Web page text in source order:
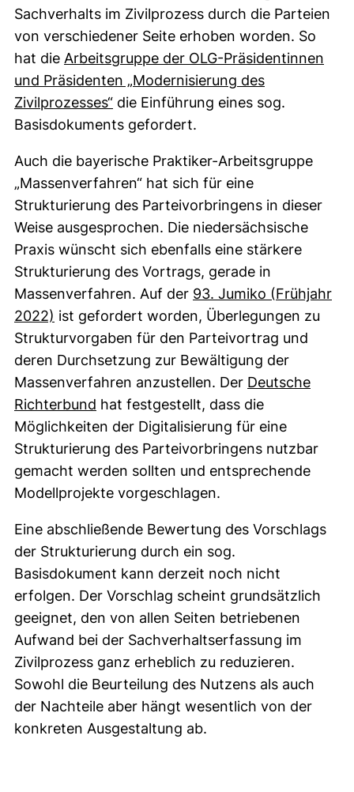
Sachverhalts im Zivilprozess durch die Parteien
von verschiedener Seite erhoben worden. So
hat die Arbeitsgruppe der OLG-Präsidentinnen
und Präsidenten „Modernisierung des
Zivilprozesses“(externer Link, öffnet neues
die Einführung eines sog.
Basisdokuments gefordert.
Auch die bayerische Praktiker-Arbeitsgruppe
„Massenverfahren“ hat sich für eine
Strukturierung des Parteivorbringens in dieser
Weise ausgesprochen. Die niedersächsische
Praxis wünscht sich ebenfalls eine stärkere
Strukturierung des Vortrags, gerade in
Massenverfahren. Auf der 93. Jumiko (Frühjahr
2022) (externer Link, öffnet neues Fenster)
ist gefordert worden, Überlegungen zu
Strukturvorgaben für den Parteivortrag und
deren Durchsetzung zur Bewältigung der
Massenverfahren anzustellen. Der Deutsche
Richterbund (externer Link, öffnet neues Fenster)
hat festgestellt, dass die
Möglichkeiten der Digitalisierung für eine
Strukturierung des Parteivorbringens nutzbar
gemacht werden sollten und entsprechende
Modellprojekte vorgeschlagen.
Eine abschließende Bewertung des Vorschlags
der Strukturierung durch ein sog.
Basisdokument kann derzeit noch nicht
erfolgen. Der Vorschlag scheint grundsätzlich
geeignet, den von allen Seiten betriebenen
Aufwand bei der Sachverhaltserfassung im
Zivilprozess ganz erheblich zu reduzieren.
Sowohl die Beurteilung des Nutzens als auch
der Nachteile aber hängt wesentlich von der
konkreten Ausgestaltung ab.